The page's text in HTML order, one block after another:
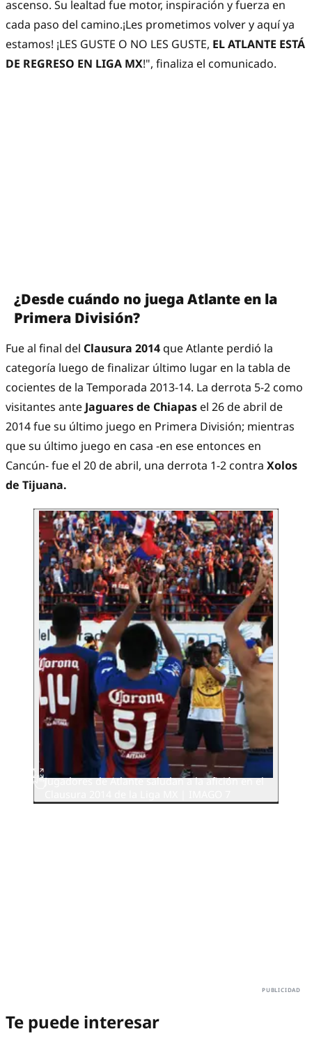
ascenso. Su lealtad fue motor, inspiración y fuerza en
cada paso del camino.¡Les prometimos volver y aquí ya
estamos! ¡LES GUSTE O NO LES GUSTE, EL ATLANTE ESTÁ
DE REGRESO EN LIGA MX!", finaliza el comunicado.
¿Desde cuándo no juega Atlante en la
Primera División?
Fue al final del Clausura 2014que Atlante perdió la
categoría luego de finalizar último lugar en la tabla de
cocientes de la Temporada 2013-14. La derrota 5-2 como
visitantes ante Jaguares de Chiapas el 26 de abril de
2014 fue su último juego en Primera División; mientras
que su último juego en casa -en ese entonces en
Cancún- fue el 20 de abril, una derrota 1-2 contra Xolos
de Tijuana.
Jugadores de Atlante saludan a la afición en el
Te puede interesar